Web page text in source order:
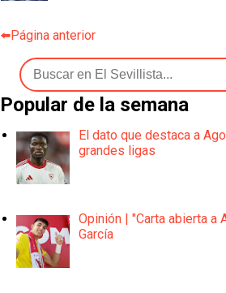
⬅️Página anterior
Popular de la semana
El dato que destaca a
grandes ligas
Opinión | "Carta abierta a
García